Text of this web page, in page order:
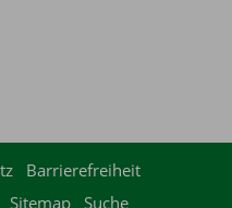
Barrierefreiheit
Sitemap Suche